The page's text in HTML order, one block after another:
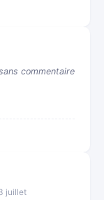
commentaire
juillet